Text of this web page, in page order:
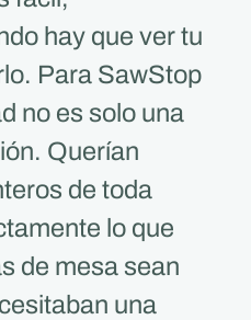
hay que ver tu
Para SawStop
no es solo una
Querían
de toda
lo que
de mesa sean
una